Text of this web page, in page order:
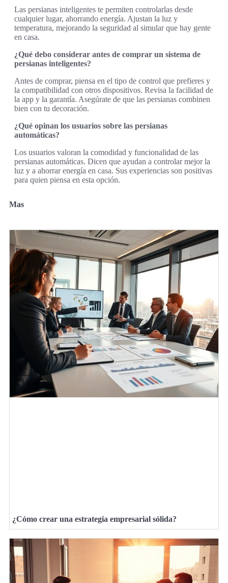
Las persianas inteligentes te permiten controlarlas desde
cualquier lugar, ahorrando energía. Ajustan la luz y
temperatura, mejorando la seguridad al simular que hay gente
en casa.
¿Qué debo considerar antes de comprar un sistema de
persianas inteligentes?
Antes de comprar, piensa en el tipo de control que prefieres y
la compatibilidad con otros dispositivos. Revisa la facilidad de
la app y la garantía. Asegúrate de que las persianas combinen
bien con tu decoración.
¿Qué opinan los usuarios sobre las persianas
automáticas?
Los usuarios valoran la comodidad y funcionalidad de las
persianas automáticas. Dicen que ayudan a controlar mejor la
luz y a ahorrar energía en casa. Sus experiencias son positivas
para quien piensa en esta opción.
Mas
¿Cómo crear una estrategia empresarial sólida?